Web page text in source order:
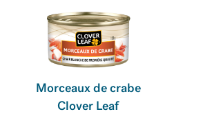
Morceaux de crabe
Clover Leaf